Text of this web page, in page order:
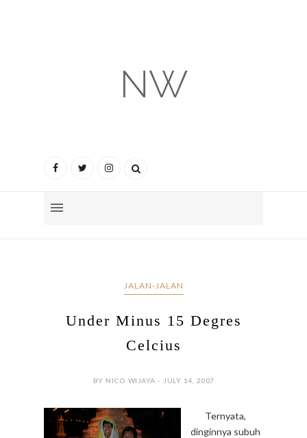
NW
JALAN-JALAN
Under Minus 15 Degres
Celcius
BY NICO WIJAYA - JULY 14, 2007
Ternyata,
dinginnya subuh